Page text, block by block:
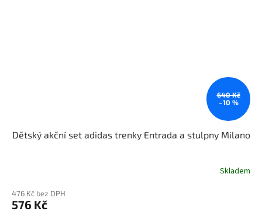
640 Kč
–10 %
Dětský akční set adidas trenky Entrada a stulpny Milano
Skladem
476 Kč bez DPH
576 Kč